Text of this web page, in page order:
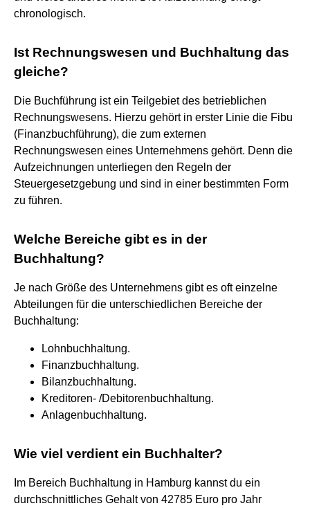
chronologisch.
Ist Rechnungswesen und Buchhaltung das
gleiche?
Die Buchführung ist ein Teilgebiet des betrieblichen
Rechnungswesens. Hierzu gehört in erster Linie die Fibu
(Finanzbuchführung), die zum externen
Rechnungswesen eines Unternehmens gehört. Denn die
Aufzeichnungen unterliegen den Regeln der
Steuergesetzgebung und sind in einer bestimmten Form
zu führen.
Welche Bereiche gibt es in der
Buchhaltung?
Je nach Größe des Unternehmens gibt es oft einzelne
Abteilungen für die unterschiedlichen Bereiche der
Buchhaltung:
Lohnbuchhaltung.
Finanzbuchhaltung.
Bilanzbuchhaltung.
Kreditoren- /Debitorenbuchhaltung.
Anlagenbuchhaltung.
Wie viel verdient ein Buchhalter?
Im Bereich Buchhaltung in Hamburg kannst du ein
durchschnittliches Gehalt von 42785 Euro pro Jahr